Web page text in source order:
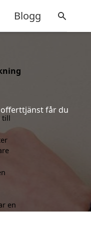
Blogg
får du
till
en